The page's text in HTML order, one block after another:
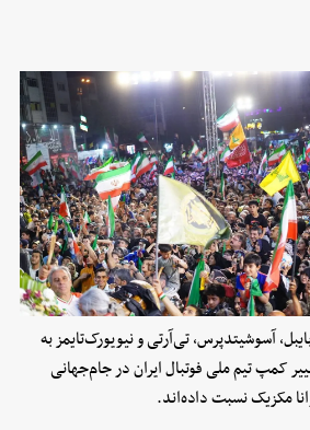
آسوشیتدپرس، تی‌آرتی و نیویورک‌تایمز به
کمپ تیم ملی فوتبال ایران در جام‌جهانی